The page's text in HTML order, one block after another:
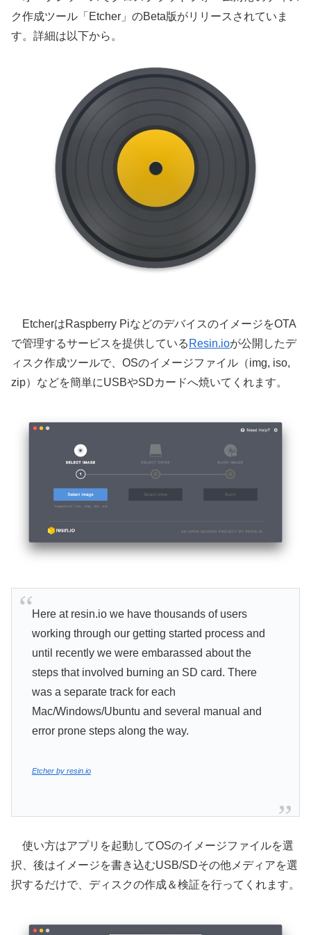
ク作成ツール「Etcher」のBeta版がリリースされていま
す。詳細は以下から。
EtcherはRaspberry PiなどのデバイスのイメージをOTA
で管理するサービスを提供している Resin.ioが公開したデ
ィスク作成ツールで、OSのイメージファイル（img, iso,
zip）などを簡単にUSBやSDカードへ焼いてくれます。
Here at resin.io we have thousands of users
working through our getting started process and
until recently we were embarassed about the
steps that involved burning an SD card. There
was a separate track for each
Mac/Windows/Ubuntu and several manual and
error prone steps along the way.
Etcher by resin.io
使い方はアプリを起動してOSのイメージファイルを選
択、後はイメージを書き込むUSB/SDその他メディアを選
択するだけで、ディスクの作成＆検証を行ってくれます。